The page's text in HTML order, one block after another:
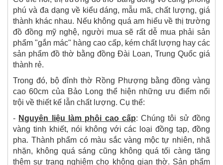
phú và đa dạng về kiểu dáng, mẫu mã, chất lượng, giá
thành khác nhau. Nếu không quá am hiểu về thị trường
đồ đồng mỹ nghệ, người mua sẽ rất dễ mua phải sản
phẩm "gắn mác" hàng cao cấp, kém chất lượng hay các
sản phẩm đồ thờ bằng đồng Đài Loan, Trung Quốc giá
thành rẻ.
Trong đó, bộ đỉnh thờ Rồng Phượng bằng đồng vàng
cao 60cm của Bảo Long thể hiện những ưu điểm nổi
trội về thiết kế lẫn chất lượng. Cụ thể:
- Nguyên liệu làm phôi cao cấp: Chúng tôi sử đồng
vàng tinh khiết, nói không với các loại đồng tạp, đồng
pha. Thành phẩm có màu sắc vàng mộc tự nhiên, nhã
nhặn, không quá sáng cũng không quá tối càng tăng
thêm sự trang nghiêm cho không gian thờ. Sản phẩm